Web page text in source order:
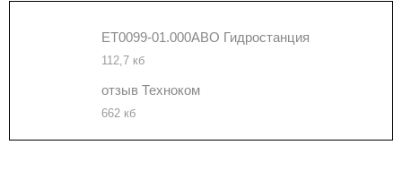
ET0099-01.000AВО Гидростанция
112,7 кб
отзыв Техноком
662 кб